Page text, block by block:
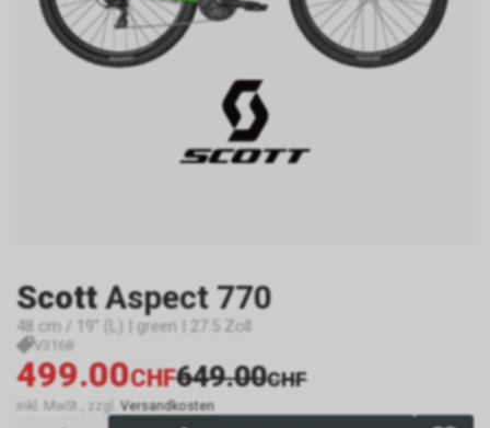
Scott Aspect 770
48 cm / 19" (L) | green | 27.5 Zoll
V3168
499.00CHF649.00CHF
inkl. MwSt., zzgl. Versandkosten